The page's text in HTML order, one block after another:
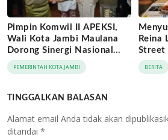
Pimpin Komwil II APEKSI,
Wali Kota Jambi Maulana
Dorong Sinergi Nasional
Antar-Kota
PEMERINTAH KOTA JAMBI
Reina
Street
BERITA
TINGGALKAN BALASAN
Alamat email Anda tidak akan
ditandai *